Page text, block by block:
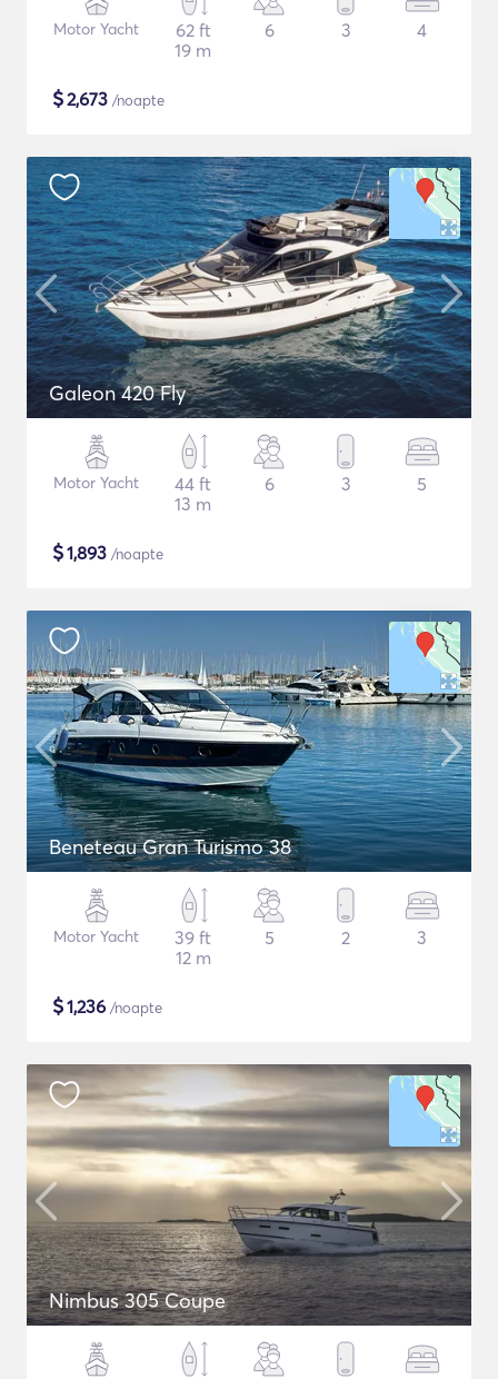
Motor Yacht
62 ft
19 m
6 3 4
$2,673 /noapte
Galeon 420 Fly
Motor Yacht
44 ft
13 m
6 3 5
$1,893 /noapte
Beneteau Gran Turismo 38
Motor Yacht
39 ft
12 m
5 2 3
$1,236 /noapte
Nimbus 305 Coupe